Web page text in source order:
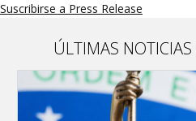
Suscribirse a Press Release
ÚLTIMAS